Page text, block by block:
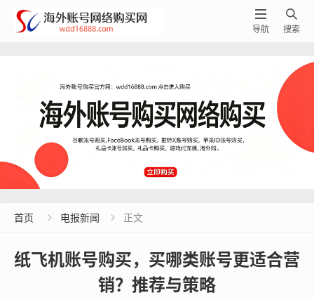

搜索

导航
首页  电报新闻  正文
纸飞机账号购买，买哪类账号更适合营
销？推荐与策略